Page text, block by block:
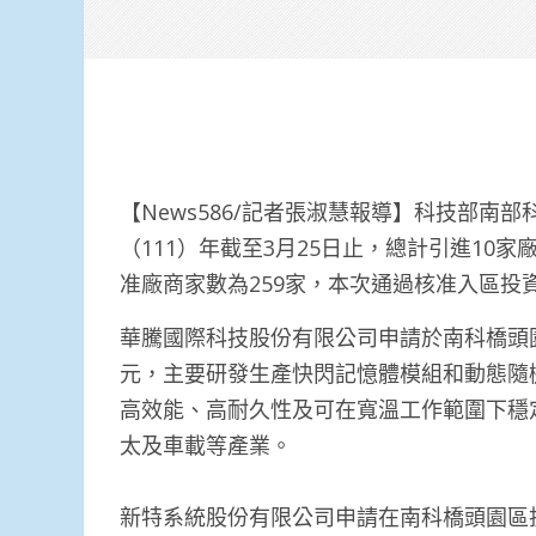
【News586/記者張淑慧報導】科技部南
（111）年截至3月25日止，總計引進10
准廠商家數為259家，本次通過核准入區投
華騰國際科技股份有限公司申請於南科橋
元，主要研發生產快閃記憶體模組和動態
高效能、高耐久性及可在寬溫工作範圍下
太及車載等產業。
新特系統股份有限公司申請在南科橋頭園